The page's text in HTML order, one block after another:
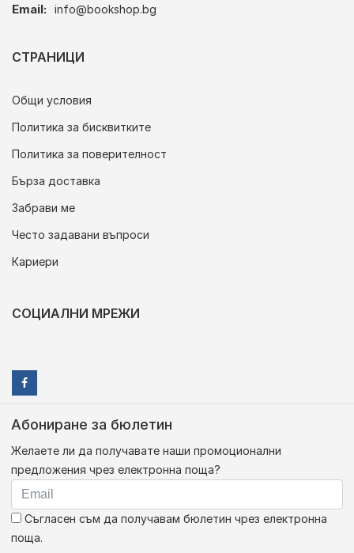
Email: info@bookshop.bg
СТРАНИЦИ
Общи условия
Политика за бисквитките
Политика за поверителност
Бърза доставка
Забрави ме
Често задавани въпроси
Кариери
СОЦИАЛНИ МРЕЖИ
Абониране за бюлетин
Желаете ли да получавате наши промоционални
предложения чрез електронна поща?
Съгласен съм да получавам бюлетин чрез електронна
поща.